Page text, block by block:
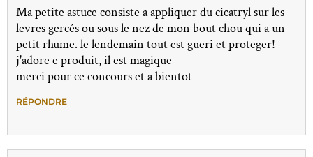
Ma petite astuce consiste a appliquer du cicatryl sur les
levres gercés ou sous le nez de mon bout chou qui a un
petit rhume. le lendemain tout est gueri et proteger!
j'adore e produit, il est magique
merci pour ce concours et a bientot
RÉPONDRE